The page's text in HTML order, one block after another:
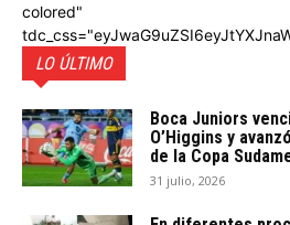
colored"
LO ÚLTIMO
Boca Juniors
O’Higgins y
de la Copa
31 julio, 2026